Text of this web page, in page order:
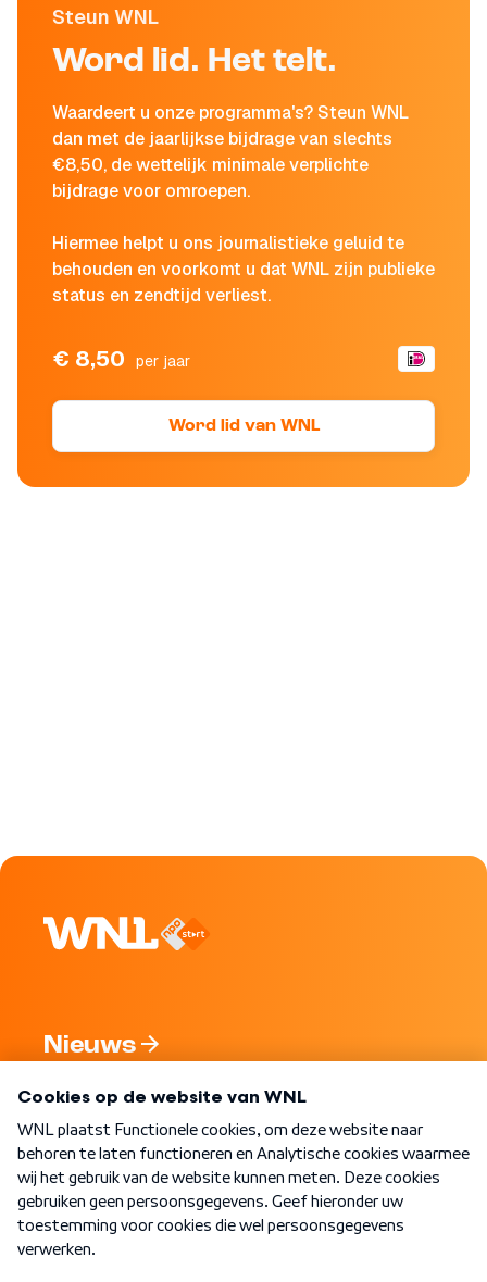
Steun WNL
Word lid. Het telt.
Waardeert u onze programma's? Steun WNL
dan met de jaarlijkse bijdrage van slechts
€8,50, de wettelijk minimale verplichte
bijdrage voor omroepen.
Hiermee helpt u ons journalistieke geluid te
behouden en voorkomt u dat WNL zijn publieke
status en zendtijd verliest.
€ 8,50 per jaar
Word lid van WNL
Nieuws
Nieuwsbrief
Word Lid